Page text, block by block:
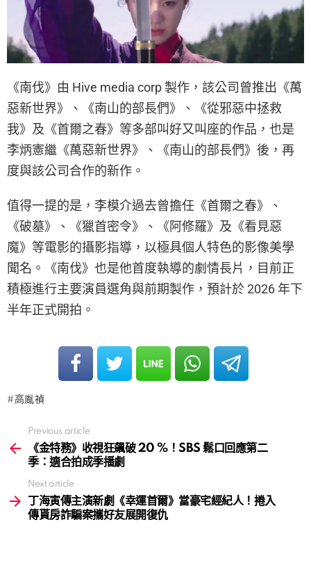
《南伐》由 Hive media corp 製作，該公司曾推出《萬
惡新世界》、《南山的部長們》、《從邪惡中拯救
我》及《首爾之春》等多部叫好又叫座的作品，也是
李炳憲繼《萬惡新世界》、《南山的部長們》後，再
度與該公司合作的新作。
值得一提的是，李模介過去曾擔任《首爾之春》、
《破墓》、《獵首密令》、《阿修羅》及《看見惡
魔》等電影的攝影指導，以極具個人特色的影像美學
聞名。《南伐》也是他首度執導的劇情長片，目前正
積極進行主要演員選角與前期製作，預計於 2026 年下
半年正式開拍。
高胤禎
more
Previous article
《金特務》收視狂飆破 20 %！SBS 鬆口回應第二
季：適合拍成季播劇
Next article
丁海寅傳主演新劇《幸運首爾》當豪宅經紀人！捲入
傳貰房詐騙案攜好友展開復仇